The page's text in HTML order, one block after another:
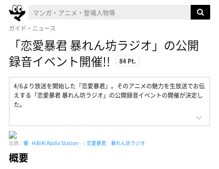
ガイド・ニュース
「恋愛暴君 暴れん坊ラジオ」の公開
録音イベント開催!!
84 Pt.
4/6より放送を開始した『恋愛暴君』。そのアニメの魅力を生放送でお伝
えする「恋愛暴君 暴れん坊ラジオ」の公開録音イベントの開催が決定し
た。
出典： 響 - HiBiKi Radio Station - ｜恋愛暴君 暴れん坊ラジオ
概要